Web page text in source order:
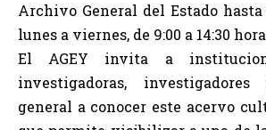
Archivo General del Estado
lunes a viernes, de 9:00 a 14:30
El AGEY invita a
investigadoras,
general a conocer este acervo